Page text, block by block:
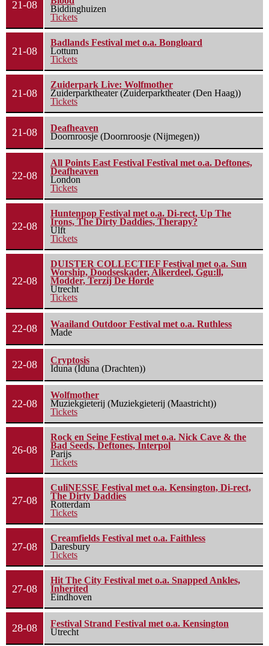
21-08
Biddinghuizen
Tickets
21-08
Badlands Festival met o.a. Bongloard
Lottum
Tickets
21-08
Zuiderpark Live: Wolfmother
Zuiderparktheater (Zuiderparktheater (Den Haag))
Tickets
21-08
Deafheaven
Doornroosje (Doornroosje (Nijmegen))
22-08
All Points East Festival Festival met o.a. Deftones,
Deafheaven
London
Tickets
22-08
Huntenpop Festival met o.a. Di-rect, Up The
Irons, The Dirty Daddies, Therapy?
Ulft
Tickets
22-08
DUISTER COLLECTIEF Festival met o.a. Sun
Worship, Doodseskader, Alkerdeel, Ggu:ll,
Modder, Terzij De Horde
Utrecht
Tickets
22-08
Waailand Outdoor Festival met o.a. Ruthless
Made
22-08
Cryptosis
Iduna (Iduna (Drachten))
22-08
Wolfmother
Muziekgieterij (Muziekgieterij (Maastricht))
Tickets
26-08
Rock en Seine Festival met o.a. Nick Cave & the
Bad Seeds, Deftones, Interpol
Parijs
Tickets
27-08
CuliNESSE Festival met o.a. Kensington, Di-rect,
The Dirty Daddies
Rotterdam
Tickets
27-08
Creamfields Festival met o.a. Faithless
Daresbury
Tickets
27-08
Hit The City Festival met o.a. Snapped Ankles,
Inherited
Eindhoven
28-08
Festival Strand Festival met o.a. Kensington
Utrecht